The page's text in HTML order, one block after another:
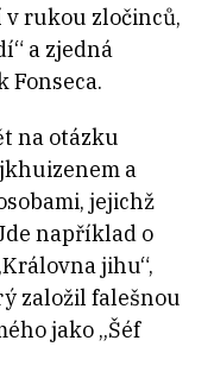
rukou zločinců,
a zjedná
Fonseca.
na otázku
a
jejichž
například o
jihu“,
založil falešnou
jako „Šéf